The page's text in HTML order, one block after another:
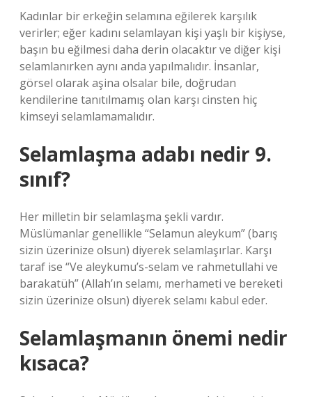
Kadınlar bir erkeğin selamına eğilerek karşılık
verirler; eğer kadını selamlayan kişi yaşlı bir kişiyse,
başın bu eğilmesi daha derin olacaktır ve diğer kişi
selamlanırken aynı anda yapılmalıdır. İnsanlar,
görsel olarak aşina olsalar bile, doğrudan
kendilerine tanıtılmamış olan karşı cinsten hiç
kimseyi selamlamamalıdır.
Selamlaşma adabı nedir 9.
sınıf?
Her milletin bir selamlaşma şekli vardır.
Müslümanlar genellikle “Selamun aleykum” (barış
sizin üzerinize olsun) diyerek selamlaşırlar. Karşı
taraf ise “Ve aleykumu’s-selam ve rahmetullahi ve
barakatüh” (Allah’ın selamı, merhameti ve bereketi
sizin üzerinize olsun) diyerek selamı kabul eder.
Selamlaşmanın önemi nedir
kısaca?